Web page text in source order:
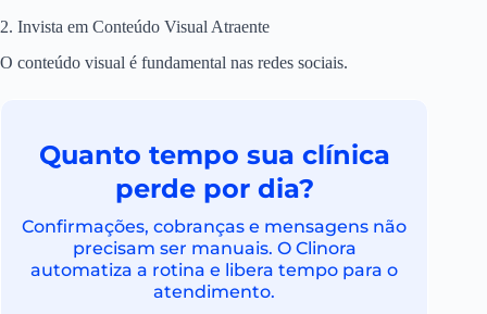
2. Invista em Conteúdo Visual Atraente
O conteúdo visual é fundamental nas redes sociais.
Quanto tempo sua clínica
perde por dia?
Confirmações, cobranças e mensagens não
precisam ser manuais. O Clinora
automatiza a rotina e libera tempo para o
atendimento.